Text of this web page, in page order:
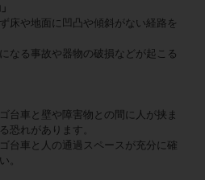
床や地面に凹凸や傾斜がない経路を
なる事故や器物の破損などが起こる
台車と壁や障害物との間に人が挟ま
恐れがあります。
台車と人の通過スペースが充分に確
。